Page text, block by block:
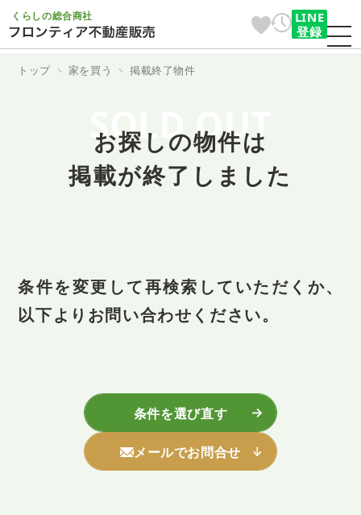
くらしの総合商社
LINE
登録
トップ 家を買う 掲載終了物件
SOLD OUT
お探しの物件は
掲載が終了しました
条件を変更して再検索していただくか、
以下よりお問い合わせください。
条件を選び直す
メールでお問合せ